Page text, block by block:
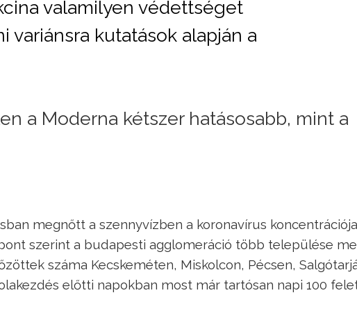
valamilyen védettséget
variánsra kutatások alapján a
a Moderna kétszer hatásosabb, mint a
megnőtt a szennyvízben a koronavírus
szerint a budapesti agglomeráció több települése
száma Kecskeméten, Miskolcon, Pécsen,
előtti napokban most már tartósan napi 100